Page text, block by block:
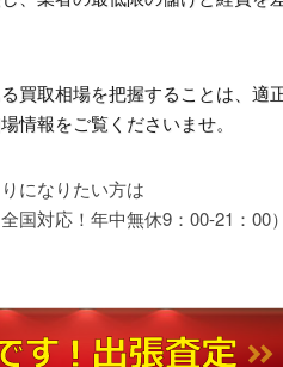
買取相場を把握することは、適
情報をご覧くださいませ。
になりたい方は
国対応！年中無休9：00-21：00